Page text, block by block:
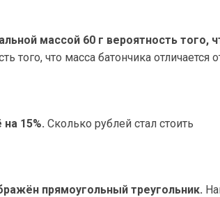
массой 60 г вероятность того,
того, что масса батончика
15%. Сколько рублей стал стоить
прямоугольный треугольник.